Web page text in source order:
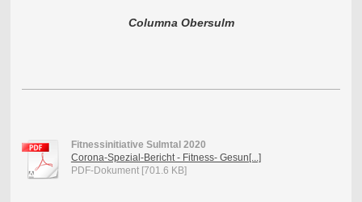
Columna Obersulm
Fitnessinitiative Sulmtal 2020
Corona-Spezial-Bericht - Fitness- Gesun[...]
PDF-Dokument [701.6 KB]